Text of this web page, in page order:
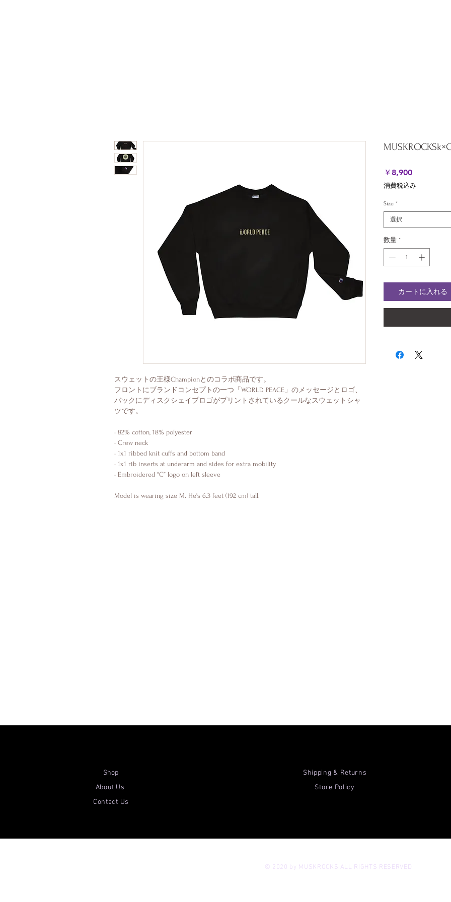
スウェットの王様Championとのコラボ商品です。
フロントにブランドコンセプトの一つ「WORLD PEACE」のメッセージとロゴ、
バックにディスクシェイプロゴがプリントされているクールなスウェットシャ
ツです。
• 82% cotton, 18% polyester
• Crew neck
• 1x1 ribbed knit cuffs and bottom band
• 1x1 rib inserts at underarm and sides for extra mobility
• Embroidered “C” logo on left sleeve
Model is wearing size M. He's 6.3 feet (192 cm) tall.
￥8,900価
格
消費税込み
Size *
選択
数量 *
カートに入れる
Shop
About Us
Contact Us
Shipping & Returns
Store Policy
© 2020 by MUSKROCKS ALL RIGHTS RESERVED